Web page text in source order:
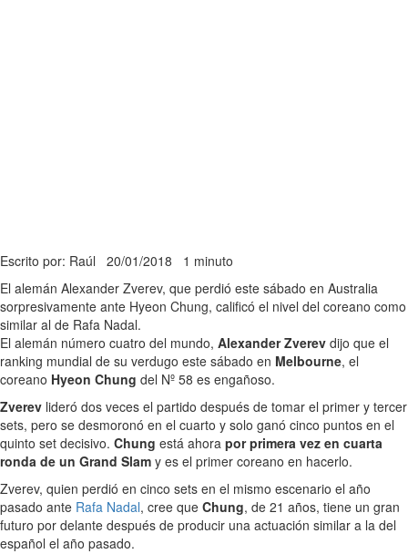
Escrito por: Raúl 20/01/2018 1 minuto
El alemán Alexander Zverev, que perdió este sábado en Australia
sorpresivamente ante Hyeon Chung, calificó el nivel del coreano como
similar al de Rafa Nadal.
El alemán número cuatro del mundo, Alexander Zverev dijo que el
ranking mundial de su verdugo este sábado en Melbourne, el
coreano Hyeon Chung del Nº 58 es engañoso.
Zverev lideró dos veces el partido después de tomar el primer y tercer
sets, pero se desmoronó en el cuarto y solo ganó cinco puntos en el
quinto set decisivo. Chung está ahora por primera vez en cuarta
ronda de un Grand Slam y es el primer coreano en hacerlo.
Zverev, quien perdió en cinco sets en el mismo escenario el año
pasado ante Rafa Nadal, cree que Chung, de 21 años, tiene un gran
futuro por delante después de producir una actuación similar a la del
español el año pasado.